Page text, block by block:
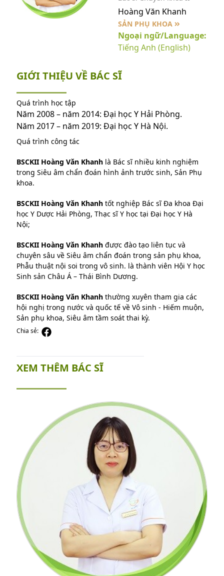
Hoàng Văn Khanh
SẢN PHỤ KHOA
Ngoại ngữ/Language:
Tiếng Anh (English)
GIỚI THIỆU VỀ BÁC SĨ
Quá trình học tập
Năm 2008 – năm 2014: Đại học Y Hải Phòng.
Năm 2017 – năm 2019: Đại học Y Hà Nội.
Quá trình công tác
BSCKII Hoàng Văn Khanh là Bác sĩ nhiều kinh nghiệm
trong Siêu âm chẩn đoán hình ảnh trước sinh, Sản Phụ
khoa.
BSCKII Hoàng Văn Khanh tốt nghiệp Bác sĩ Đa khoa Đại
học Y Dược Hải Phòng, Thạc sĩ Y học tại Đại học Y Hà
Nội;
BSCKII Hoàng Văn Khanh được đào tạo liên tục và
chuyên sâu về Siêu âm chẩn đoán trong sản phụ khoa,
Phẫu thuật nội soi trong vô sinh. là thành viên Hội Y học
Sinh sản Châu Á – Thái Bình Dương.
BSCKII Hoàng Văn Khanh thường xuyên tham gia các
hội nghị trong nước và quốc tế về Vô sinh - Hiếm muộn,
Sản phụ khoa, Siêu âm tầm soát thai kỳ.
Chia sẻ:
XEM THÊM BÁC SĨ